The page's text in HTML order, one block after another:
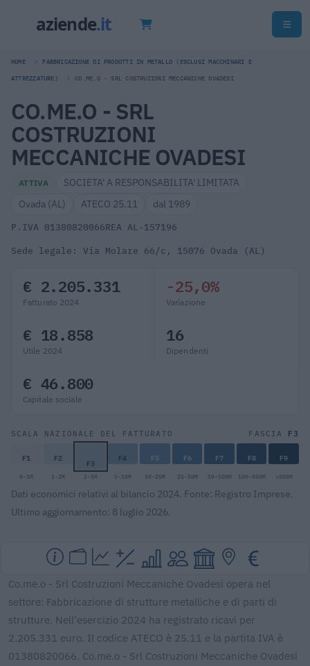
HOME FABBRICAZIONE DI PRODOTTI IN METALLO (ESCLUSI MACCHINARI E
ATTREZZATURE) CO.ME.O - SRL COSTRUZIONI MECCANICHE OVADESI
CO.ME.O - SRL
COSTRUZIONI
MECCANICHE OVADESI
ATTIVA
SOCIETA' A RESPONSABILITA' LIMITATA
Ovada (AL)
ATECO 25.11 dal 1989
P.IVA 01380820066REA AL-157196
Sede legale: Via Molare 66/c, 15076 Ovada (AL)
€ 2.205.331
Fatturato 2024
-25,0%
Variazione
€ 18.858
Utile 2024
16
Dipendenti
€ 46.800
Capitale sociale
SCALA NAZIONALE DEL FATTURATO FASCIA F3
F1 F2 F3 F4 F5 F6 F7 F8 F9
0-1M 1-2M 2-5M 5-10M 10-25M 25-50M 50-100M 100-500M >500M
Dati economici relativi al bilancio 2024. Fonte: Registro Imprese.
Ultimo aggiornamento: 8 luglio 2026.
Co.me.o - Srl Costruzioni Meccaniche Ovadesi opera nel
settore: Fabbricazione di strutture metalliche e di parti di
strutture. Nell'esercizio 2024 ha registrato ricavi per
2.205.331 euro. Il codice ATECO è 25.11 e la partita IVA è
01380820066. Co.me.o - Srl Costruzioni Meccaniche Ovadesi